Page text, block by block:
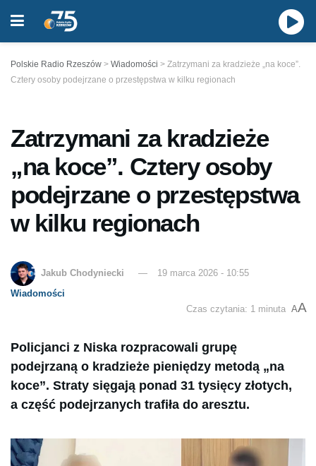
Polskie Radio Rzeszów > Wiadomości > Zatrzymani za kradzieże „na koce”.
Cztery osoby podejrzane o przestępstwa w kilku regionach
Zatrzymani za kradzieże
„na koce”. Cztery osoby
podejrzane o przestępstwa
w kilku regionach
Jakub Chodyniecki
19 marca 2026 - 10:55
Wiadomości
Czas czytania: 1 minuta AA
Policjanci z Niska rozpracowali grupę
podejrzaną o kradzieże pieniędzy metodą „na
koce”. Straty sięgają ponad 31 tysięcy złotych,
a część podejrzanych trafiła do aresztu.